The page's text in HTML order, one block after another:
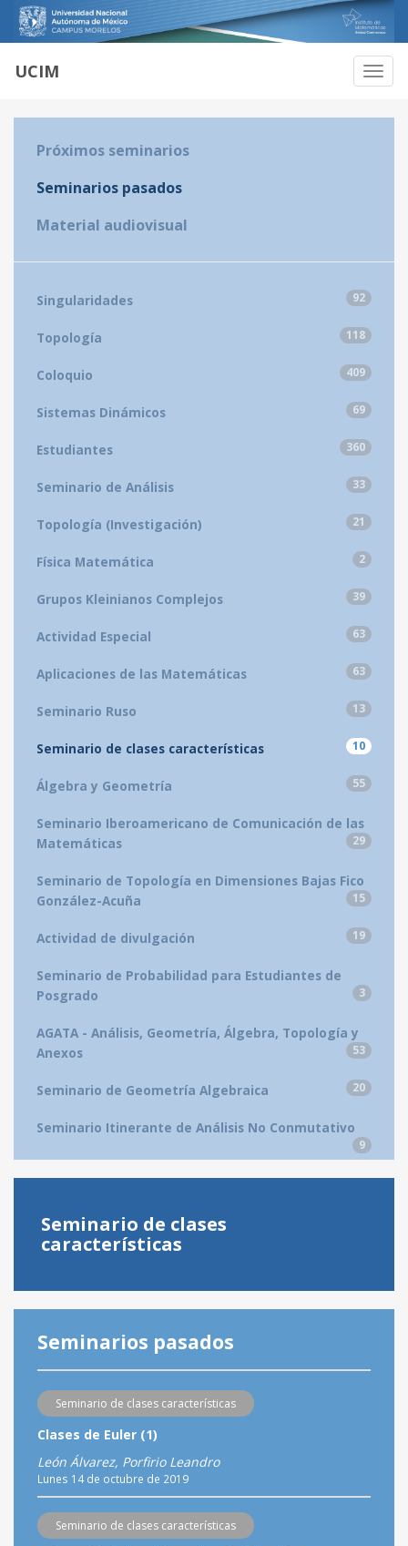
UCIM
Próximos seminarios
Seminarios pasados
Material audiovisual
Singularidades 92
Topología 118
Coloquio 409
Sistemas Dinámicos 69
Estudiantes 360
Seminario de Análisis 33
Topología (Investigación) 21
Física Matemática 2
Grupos Kleinianos Complejos 39
Actividad Especial 63
Aplicaciones de las Matemáticas 63
Seminario Ruso 13
Seminario de clases características 10
Álgebra y Geometría 55
Seminario Iberoamericano de Comunicación de las
Matemáticas
29
Seminario de Topología en Dimensiones Bajas Fico
González-Acuña
15
Actividad de divulgación 19
Seminario de Probabilidad para Estudiantes de
Posgrado
3
AGATA - Análisis, Geometría, Álgebra, Topología y
Anexos
53
Seminario de Geometría Algebraica 20
Seminario Itinerante de Análisis No Conmutativo
9
Seminario de clases
características
Seminarios pasados
Seminario de clases características
Clases de Euler (1)
León Álvarez, Porfirio Leandro
Lunes 14 de octubre de 2019
Seminario de clases características